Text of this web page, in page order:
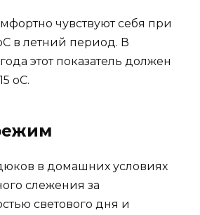
чувствуют себя при
в летний период. В
этот показатель должен
оС.
в домашних условиях
слежения за
светового дня и